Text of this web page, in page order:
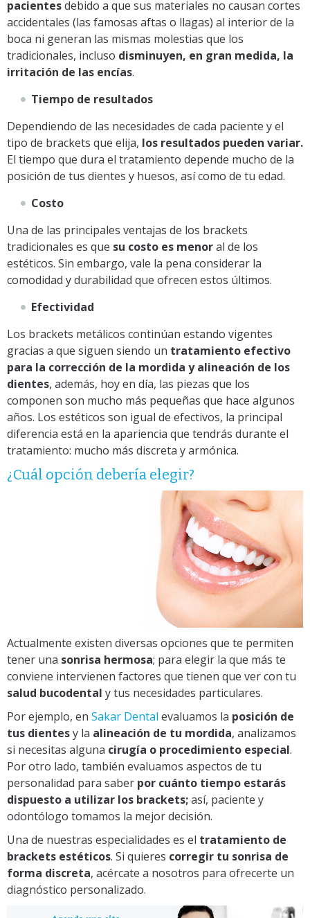
pacientesdebido a que sus materiales no causan cortes
accidentales (las famosas aftas o llagas) al interior de la
boca ni generan las mismas molestias que los
tradicionales, incluso disminuyen, en gran medida, la
irritación de las encías.
Tiempo de resultados
Dependiendo de las necesidades de cada paciente y el
tipo de brackets que elija, los resultados pueden variar.
El tiempo que dura el tratamiento depende mucho de la
posición de tus dientes y huesos, así como de tu edad.
Costo
Una de las principales ventajas de los brackets
tradicionales es que su costo es menoral de los
estéticos. Sin embargo, vale la pena considerar la
comodidad y durabilidad que ofrecen estos últimos.
Efectividad
Los brackets metálicos continúan estando vigentes
gracias a que siguen siendo un tratamiento efectivo
para la corrección de la mordida y alineación de los
dientes, además, hoy en día, las piezas que los
componen son mucho más pequeñas que hace algunos
años. Los estéticos son igual de efectivos, la principal
diferencia está en la apariencia que tendrás durante el
tratamiento: mucho más discreta y armónica.
¿Cuál opción debería elegir?
Actualmente existen diversas opciones que te permiten
tener una sonrisa hermosa; para elegir la que más te
conviene intervienen factores que tienen que ver con tu
salud bucodental y tus necesidades particulares.
Por ejemplo, en Sakar Dental evaluamos la posición de
tus dientesy la alineación de tu mordida, analizamos
si necesitas alguna cirugía o procedimiento especial.
Por otro lado, también evaluamos aspectos de tu
personalidad para saber por cuánto tiempo estarás
dispuesto a utilizar los brackets;así, paciente y
odontólogo tomamos la mejor decisión.
Una de nuestras especialidades es el tratamiento de
brackets estéticos. Si quieres corregir tu sonrisa de
forma discreta, acércate a nosotros para ofrecerte un
diagnóstico personalizado.